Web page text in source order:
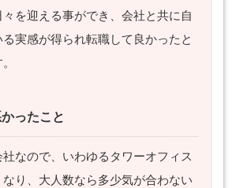
を迎える事ができ、会社と共に自
実感が得られ転職して良かったと
ったこと
なので、いわゆるタワーオフィス
り、大人数なら多少気が合わない